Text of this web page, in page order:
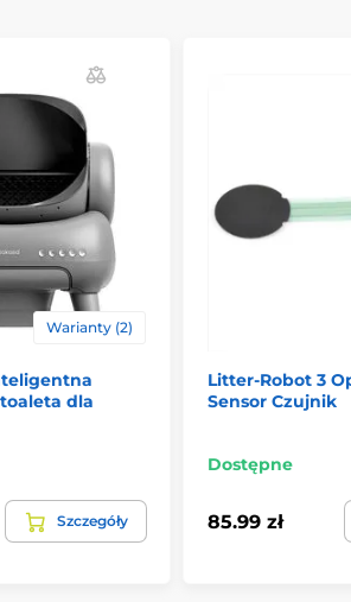
Warianty (2)
dla
Szczegóły
Litter-Robot 3
Sensor Czujnik
Dostępne
85.99 zł